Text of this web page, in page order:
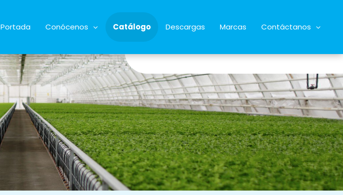
Portada Conócenos Catálogo Descargas Marcas Contáctanos